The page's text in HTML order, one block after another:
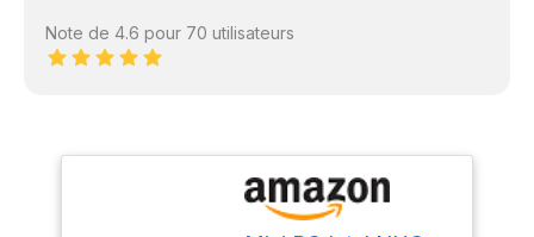
Note de 4.6 pour 70 utilisateurs